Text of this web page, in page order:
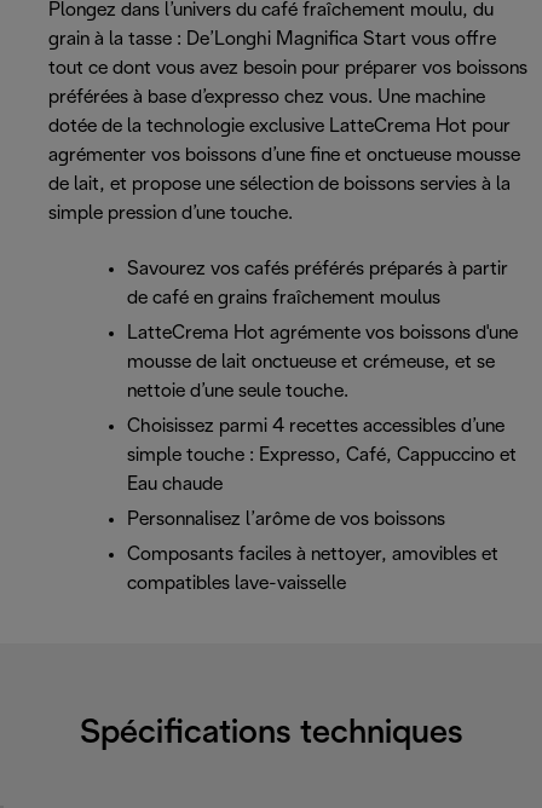
Plongez dans l’univers du café fraîchement moulu, du
grain à la tasse : De’Longhi Magnifica Start vous offre
tout ce dont vous avez besoin pour préparer vos boissons
préférées à base d’expresso chez vous. Une machine
dotée de la technologie exclusive LatteCrema Hot pour
agrémenter vos boissons d’une fine et onctueuse mousse
de lait, et propose une sélection de boissons servies à la
simple pression d’une touche.
Savourez vos cafés préférés préparés à partir
de café en grains fraîchement moulus
LatteCrema Hot agrémente vos boissons d'une
mousse de lait onctueuse et crémeuse, et se
nettoie d’une seule touche.
Choisissez parmi 4 recettes accessibles d’une
simple touche : Expresso, Café, Cappuccino et
Eau chaude
Personnalisez l’arôme de vos boissons
Composants faciles à nettoyer, amovibles et
compatibles lave-vaisselle
Spécifications techniques